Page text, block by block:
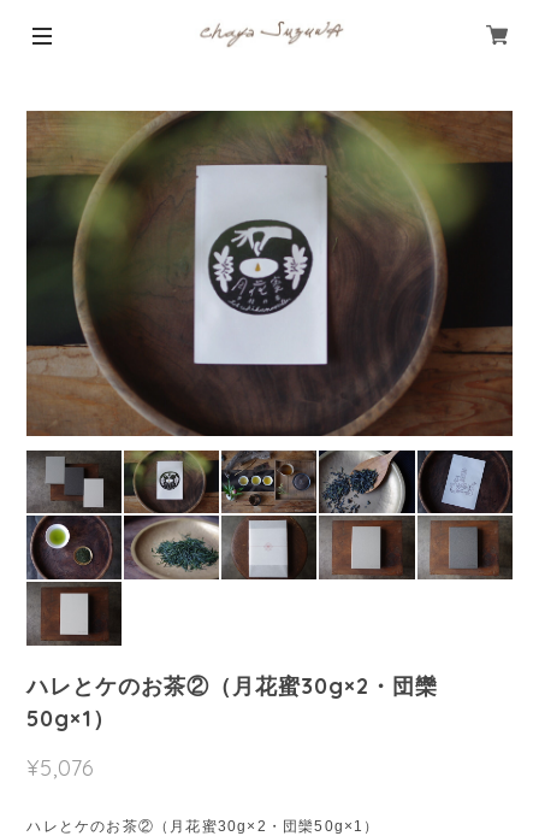
ハレとケのお茶②（月花蜜30g×2・団欒
50g×1）
¥5,076
ハレとケのお茶②（月花蜜30g×2・団欒50g×1）